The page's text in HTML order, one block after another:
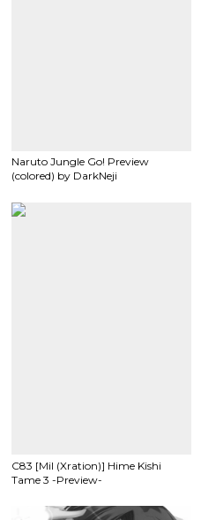
Naruto Jungle Go! Preview
(colored) by DarkNeji
C83 [Mil (Xration)] Hime Kishi
Tame 3 -Preview-